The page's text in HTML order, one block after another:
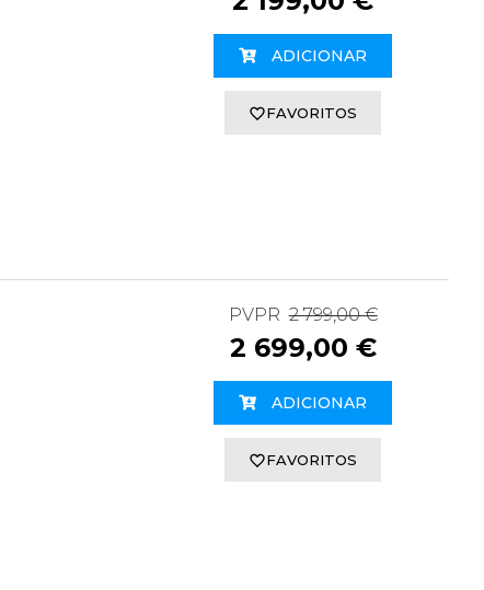
ADICIONAR
FAVORITOS
PVPR 2 799,00 €
2 699,00 €
ADICIONAR
FAVORITOS